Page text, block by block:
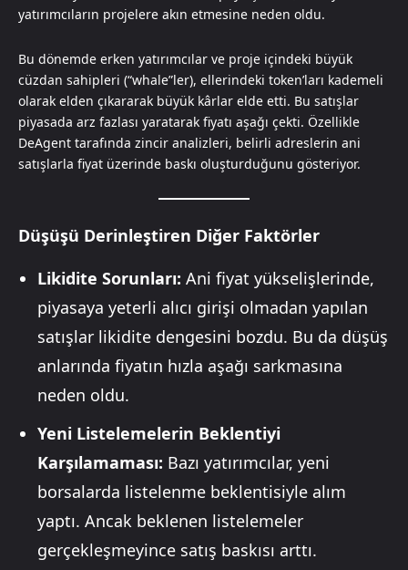
yatırımcıların projelere akın etmesine neden oldu.
Bu dönemde erken yatırımcılar ve proje içindeki büyük
cüzdan sahipleri (“whale”ler), ellerindeki token’ları kademeli
olarak elden çıkararak büyük kârlar elde etti. Bu satışlar
piyasada arz fazlası yaratarak fiyatı aşağı çekti. Özellikle
DeAgent tarafında zincir analizleri, belirli adreslerin ani
satışlarla fiyat üzerinde baskı oluşturduğunu gösteriyor.
Düşüşü Derinleştiren Diğer Faktörler
Likidite Sorunları: Ani fiyat yükselişlerinde,
piyasaya yeterli alıcı girişi olmadan yapılan
satışlar likidite dengesini bozdu. Bu da düşüş
anlarında fiyatın hızla aşağı sarkmasına
neden oldu.
Yeni Listelemelerin Beklentiyi
Karşılamaması: Bazı yatırımcılar, yeni
borsalarda listelenme beklentisiyle alım
yaptı. Ancak beklenen listelemeler
gerçekleşmeyince satış baskısı arttı.